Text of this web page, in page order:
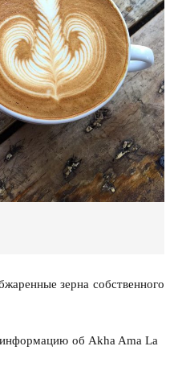
зерна собственного
об Akha Ama La